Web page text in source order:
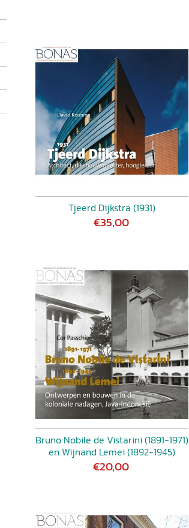
Tjeerd Dijkstra (1931)
€35,00
Bruno Nobile de Vistarini (1891-1971)
en Wijnand Lemei (1892-1945)
€20,00